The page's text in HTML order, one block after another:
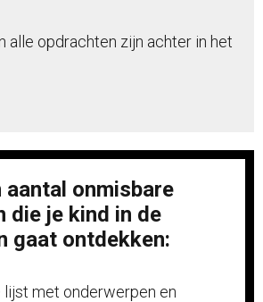
alle opdrachten zijn achter in het
aantal onmisbare
die je kind in de
gaat ontdekken:
lijst met onderwerpen en